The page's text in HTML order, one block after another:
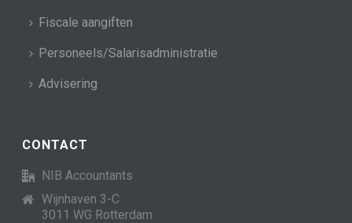
Fiscale aangiften
Personeels/Salarisadministratie
Advisering
CONTACT
NIB Accountants
Wijnhaven 3-C
3011 WG Rotterdam